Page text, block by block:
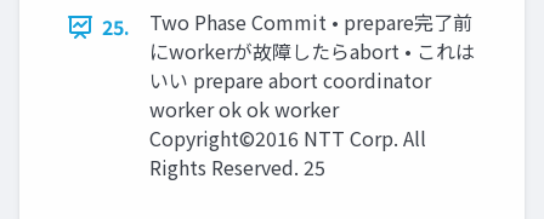
25.
Two Phase Commit • prepare完了前
にworkerが故障したらabort • これは
いい prepare abort coordinator
worker ok ok worker
Copyright©2016 NTT Corp. All
Rights Reserved. 25